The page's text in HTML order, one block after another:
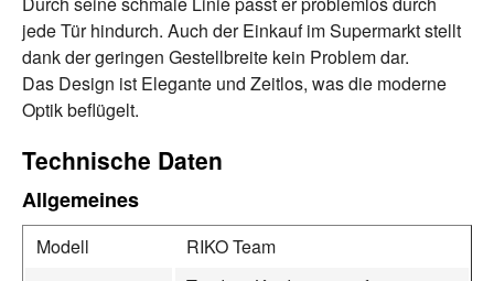
jede Tür hindurch. Auch der Einkauf im Supermarkt stellt
dank der geringen Gestellbreite kein Problem dar.
Das Design ist Elegante und Zeitlos, was die moderne
Optik beflügelt.
Technische Daten
Allgemeines
Modell
RIKO Team